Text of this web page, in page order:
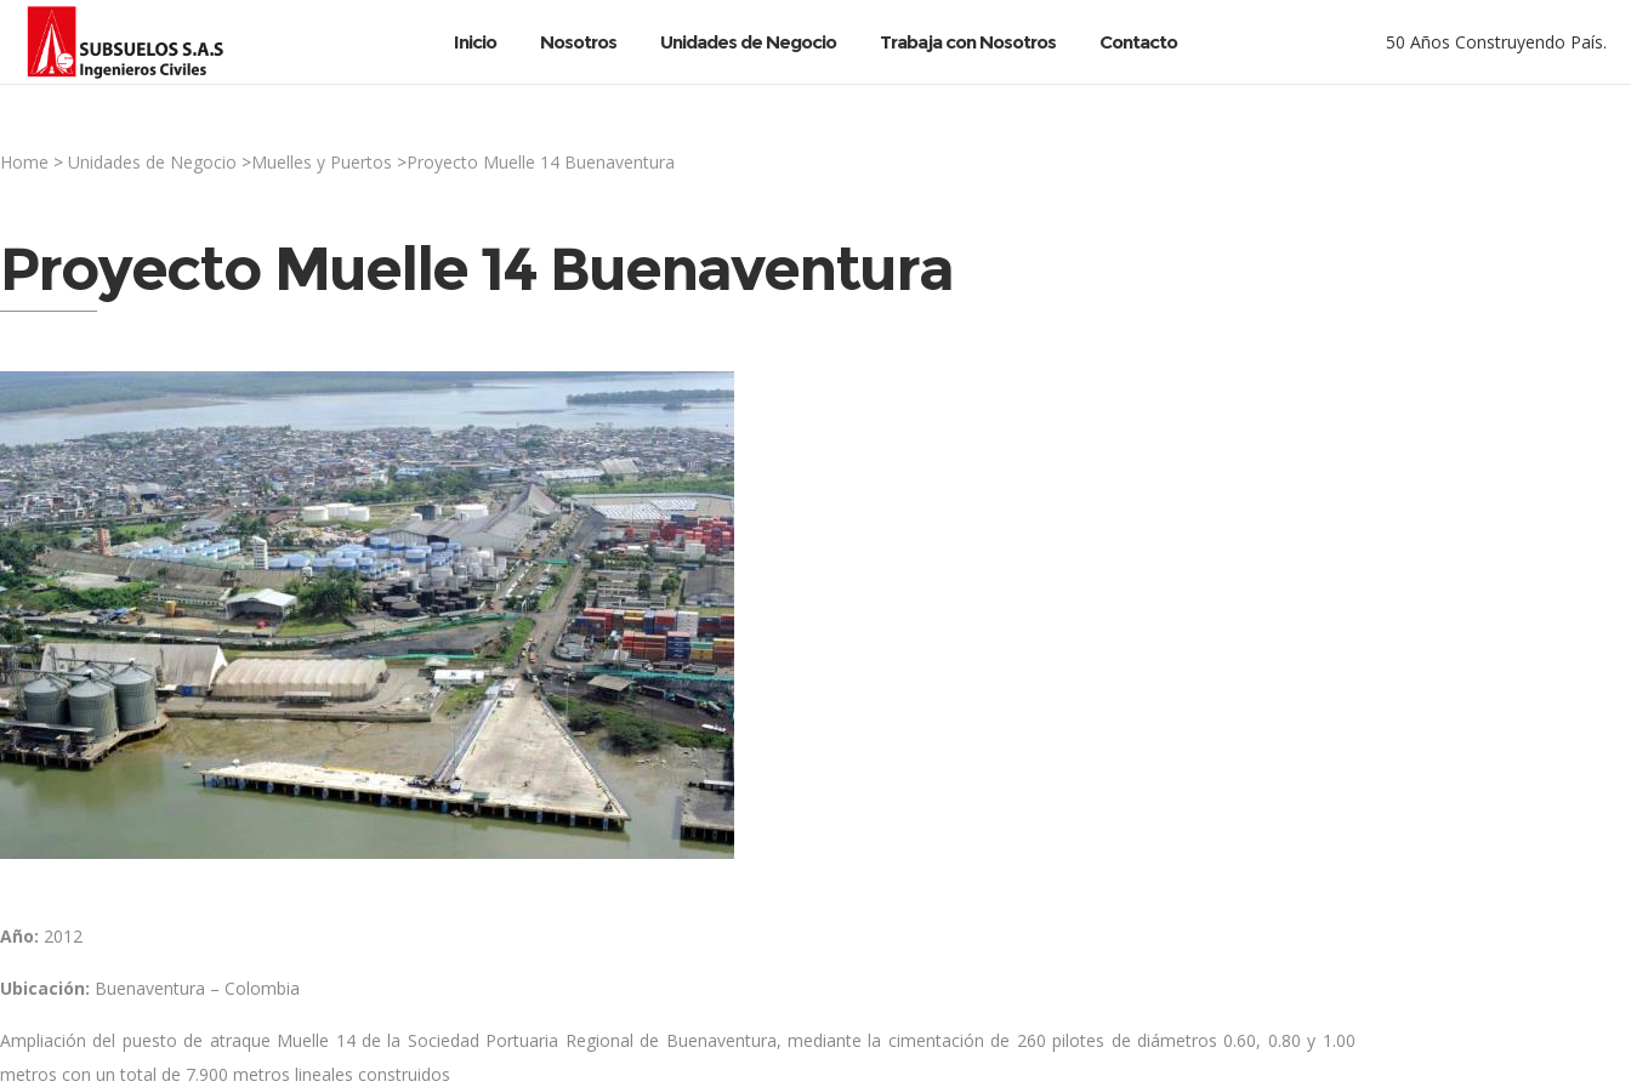
50 Años Construyendo País.
Inicio Nosotros Unidades de Negocio Trabaja con Nosotros Contacto
Home > Unidades de Negocio >Muelles y Puertos >Proyecto Muelle 14 Buenaventura
Proyecto Muelle 14 Buenaventura
Año: 2012
Ubicación: Buenaventura – Colombia
Ampliación del puesto de atraque Muelle 14 de la Sociedad Portuaria Regional de Buenaventura, mediante la cimentación de 260 pilotes de diámetros 0.60, 0.80 y 1.00
metros con un total de 7.900 metros lineales construidos